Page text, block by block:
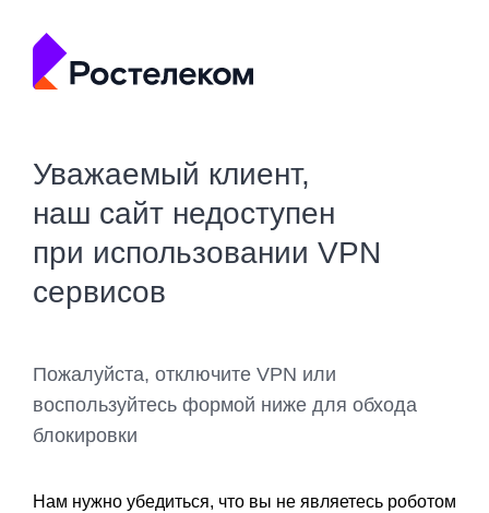
Уважаемый клиент,
наш сайт недоступен
при использовании VPN
сервисов
Пожалуйста, отключите VPN или
воспользуйтесь формой ниже для обхода
блокировки
Нам нужно убедиться, что вы не являетесь роботом